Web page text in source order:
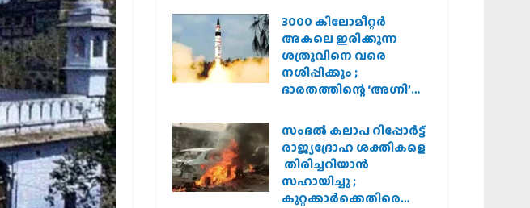
3000 കിലോമീറ്റർ
അകലെ ഇരിക്കുന്ന
ശത്രുവിനെ വരെ
നശിപ്പിക്കും ;
ഭാരതത്തിന്റെ ‘അഗ്നി’
സംഭൽ കലാപ റിപ്പോർട്ട്
രാജ്യദ്രോഹ ശക്തികളെ
തിരിച്ചറിയാൻ
സഹായിച്ചു ;
കുറ്റക്കാർക്കെതിരെ